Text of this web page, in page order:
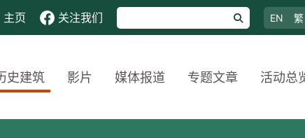
主页 关注我们 EN 繁
史建筑 影片 媒体报道 专题文章 活动总